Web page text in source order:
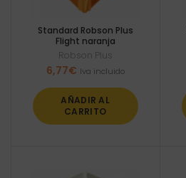
Standard Robson Plus
Flight naranja
Robson Plus
6,77€ Iva incluido
AÑADIR AL
CARRITO